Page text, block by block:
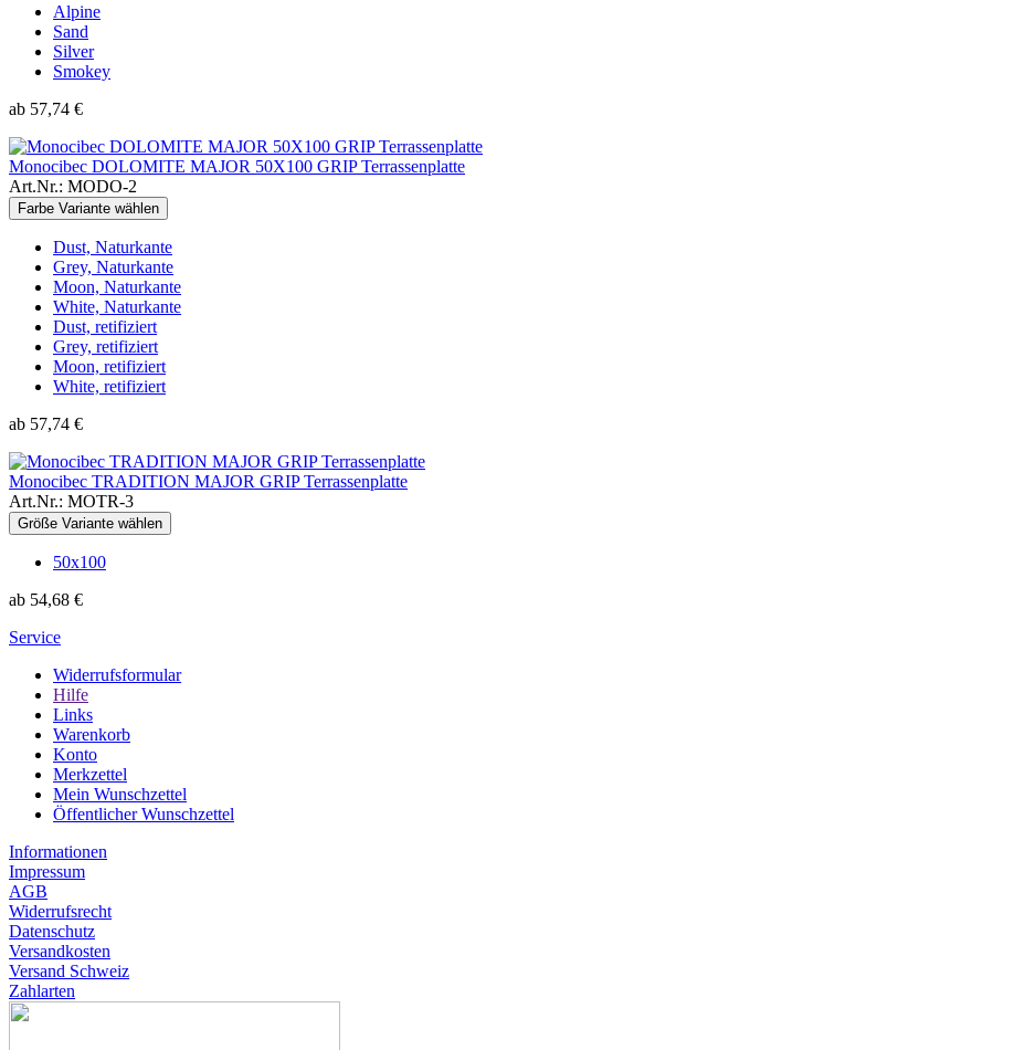
Alpine
Sand
Silver
Smokey
ab 57,74 €
Monocibec DOLOMITE MAJOR 50X100 GRIP Terrassenplatte
Art.Nr.: MODO-2
Farbe Variante wählen
Dust, Naturkante
Grey, Naturkante
Moon, Naturkante
White, Naturkante
Dust, retifiziert
Grey, retifiziert
Moon, retifiziert
White, retifiziert
ab 57,74 €
Monocibec TRADITION MAJOR GRIP Terrassenplatte
Art.Nr.: MOTR-3
Größe Variante wählen
50x100
ab 54,68 €
Service
Widerrufsformular
Hilfe
Links
Warenkorb
Konto
Merkzettel
Mein Wunschzettel
Öffentlicher Wunschzettel
Informationen
Impressum
AGB
Widerrufsrecht
Datenschutz
Versandkosten
Versand Schweiz
Zahlarten